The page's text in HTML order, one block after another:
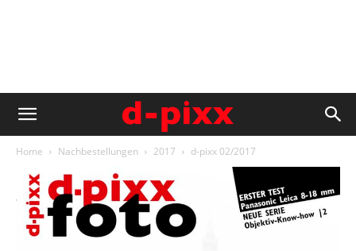
Home Nachbestellungen 2017 d-pixx 02/2017